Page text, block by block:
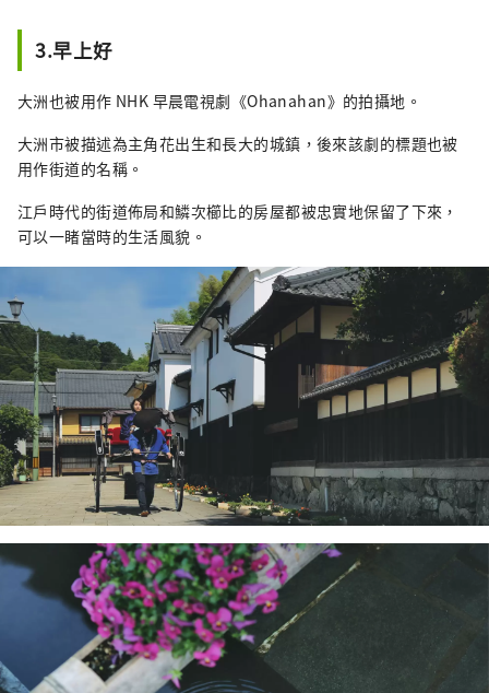
3.早上好
大洲也被用作 NHK 早晨電視劇《Ohanahan》的拍攝地。
大洲市被描述為主角花出生和長大的城鎮，後來該劇的標題也被
用作街道的名稱。
江戶時代的街道佈局和鱗次櫛比的房屋都被忠實地保留了下來，
可以一睹當時的生活風貌。